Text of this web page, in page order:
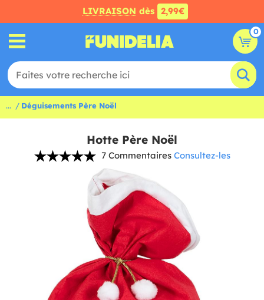
LIVRAISON dès 2,99€
0
... Déguisements Père Noël
Hotte Père Noël
7 Commentaires Consultez-les